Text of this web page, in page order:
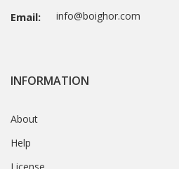
Email: info@boighor.com
INFORMATION
About
Help